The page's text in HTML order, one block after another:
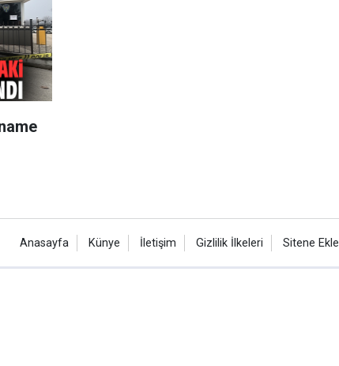
Anasayfa Künye İletişim Gizlilik İlkeleri Sitene Ekle